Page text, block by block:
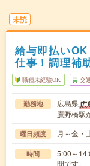
未読
給与即払い
仕事！調理補
職種未経験OK 交
勤務地 広島県広
鷹野橋駅
曜日頻度 月～金
時間
5:00～
間です。